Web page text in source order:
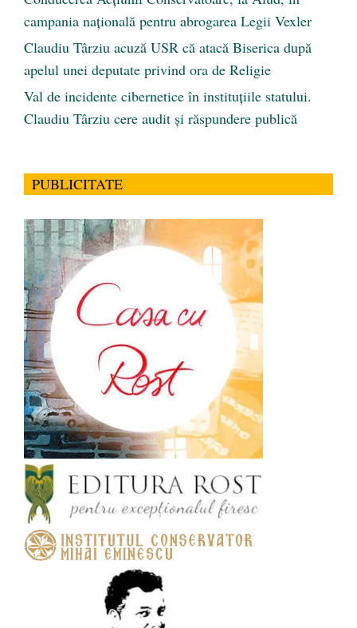
campania națională pentru abrogarea Legii Vexler
Claudiu Târziu acuză USR că atacă Biserica după
apelul unei deputate privind ora de Religie
Val de incidente cibernetice în instituțiile statului.
Claudiu Târziu cere audit și răspundere publică
PUBLICITATE